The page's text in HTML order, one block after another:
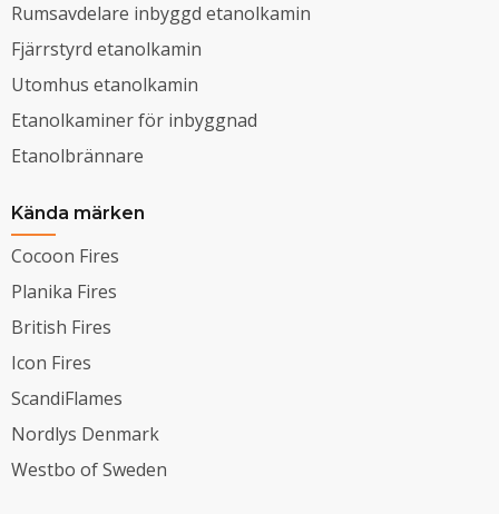
Rumsavdelare inbyggd etanolkamin
Fjärrstyrd etanolkamin
Utomhus etanolkamin
Etanolkaminer för inbyggnad
Etanolbrännare
Kända märken
Cocoon Fires
Planika Fires
British Fires
Icon Fires
ScandiFlames
Nordlys Denmark
Westbo of Sweden